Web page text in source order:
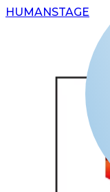
HUMANSTAGE